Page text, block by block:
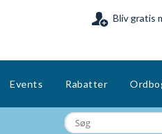
Bliv gratis
Events Rabatter